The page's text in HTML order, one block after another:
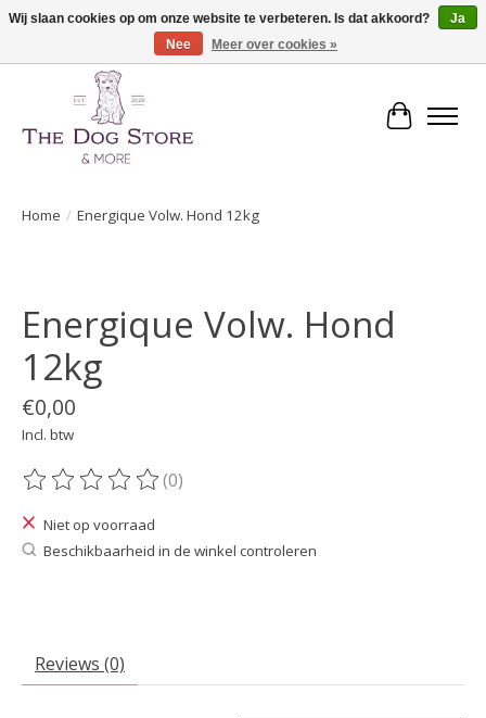
De speciaalzaak in hondenartikelen en meer!
Home / Energique Volw. Hond 12kg
Energique Volw. Hond
12kg
€0,00
Incl. btw
De beoordeling van dit product is
(0)
Niet op voorraad
Beschikbaarheid in de winkel controleren
Reviews (0)
Wij slaan cookies op om onze website te verbeteren. Is dat akkoord?
Ja
Nee
Meer over cookies »